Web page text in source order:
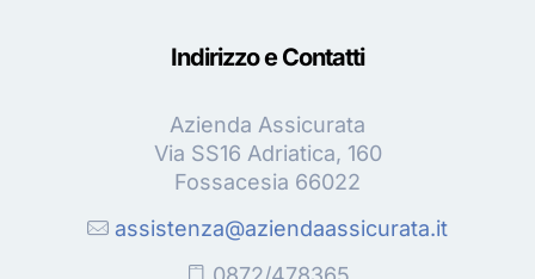
Indirizzo e Contatti
Azienda Assicurata
Via SS16 Adriatica, 160
Fossacesia 66022
assistenza@aziendaassicurata.it